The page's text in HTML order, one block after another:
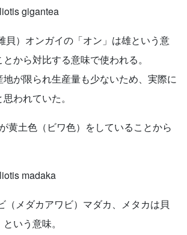
gigantea
貝）オンガイの「オン」は雄という意
から対比する意味で使われる。
地が限られ生産量も少ないため、実際に
われていた。
黄土色（ビワ色）をしていることから
madaka
（メダカアワビ）マダカ、メタカは貝
いう意味。